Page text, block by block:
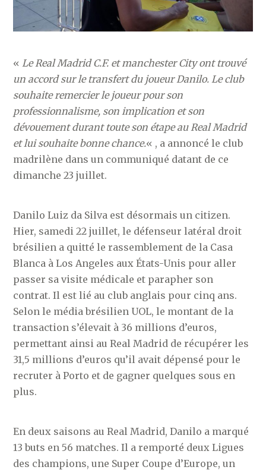
« Le Real Madrid C.F. et manchester City ont trouvé
un accord sur le transfert du joueur Danilo. Le club
souhaite remercier le joueur pour son
professionnalisme, son implication et son
dévouement durant toute son étape au Real Madrid
et lui souhaite bonne chance.« , a annoncé le club
madrilène dans un communiqué datant de ce
dimanche 23 juillet.
Danilo Luiz da Silva est désormais un citizen.
Hier, samedi 22 juillet, le défenseur latéral droit
brésilien a quitté le rassemblement de la Casa
Blanca à Los Angeles aux États-Unis pour aller
passer sa visite médicale et parapher son
contrat. Il est lié au club anglais pour cinq ans.
Selon le média brésilien UOL, le montant de la
transaction s’élevait à 36 millions d’euros,
permettant ainsi au Real Madrid de récupérer les
31,5 millions d’euros qu’il avait dépensé pour le
recruter à Porto et de gagner quelques sous en
plus.
En deux saisons au Real Madrid, Danilo a marqué
13 buts en 56 matches. Il a remporté deux Ligues
des champions, une Super Coupe d’Europe, un